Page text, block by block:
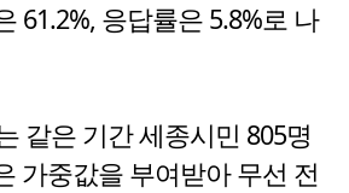
61.2%, 응답률은 5.8%로 나
같은 기간 세종시민 805명
가중값을 부여받아 무선 전